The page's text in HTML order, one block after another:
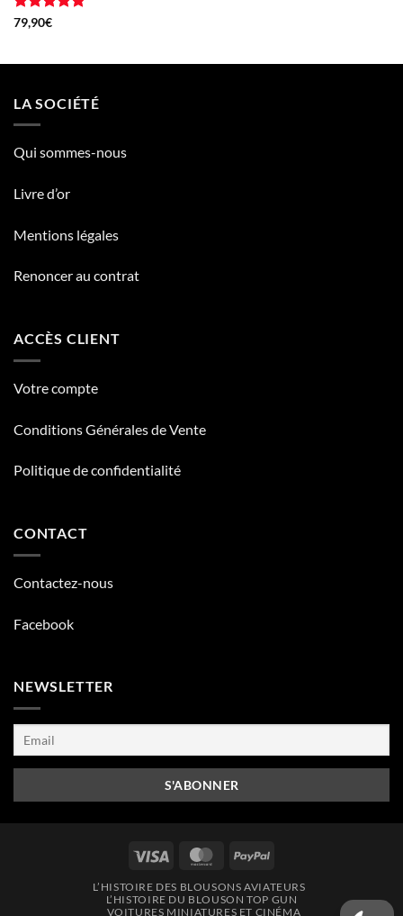
Note5
79,90€
LA SOCIÉTÉ
Qui sommes-nous
Livre d’or
Mentions légales
Renoncer au contrat
ACCÈS CLIENT
Votre compte
Conditions Générales de Vente
Politique de confidentialité
CONTACT
Contactez-nous
Facebook
NEWSLETTER
Visa MasterCardPayPal
L’HISTOIRE DES BLOUSONS AVIATEURS
L’HISTOIRE DU BLOUSON TOP GUN
VOITURES MINIATURES ET CINÉMA